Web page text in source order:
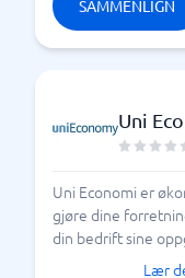
SAMMENLIGN
Uni
Uni Economi er
gjøre dine
din bedrift sine
Lær